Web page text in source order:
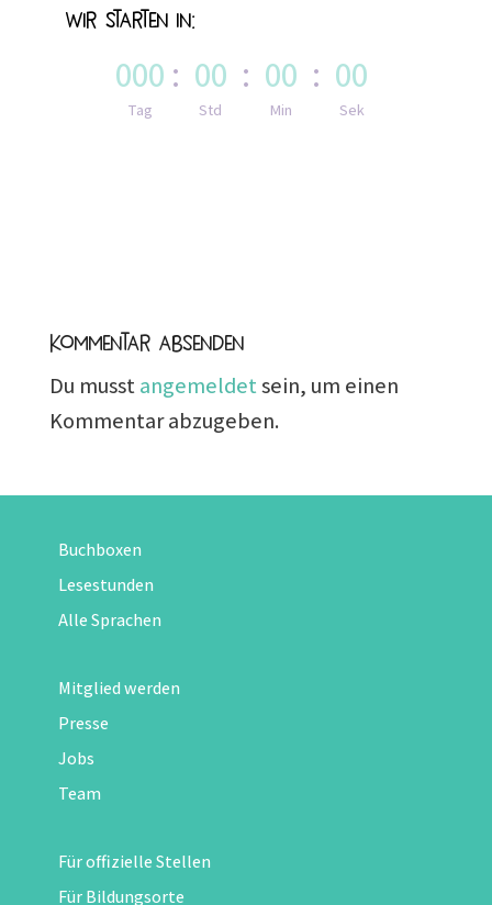
Wir starten in:
000
Tag
: 00
Std
: 00
Min
: 00
Sek
Kommentar absenden
Du musstangemeldetsein, um einen
Kommentar abzugeben.
Buchboxen
Lesestunden
Alle Sprachen
Mitglied werden
Presse
Jobs
Team
Für offizielle Stellen
Für Bildungsorte